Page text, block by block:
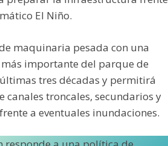
El Niño.
maquinaria pesada con una
importante del parque de
tres décadas y permitirá
troncales, secundarios y
a eventuales inundaciones.